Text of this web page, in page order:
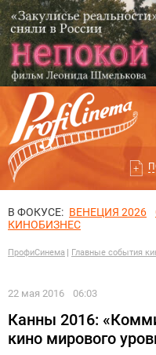
В ФОКУСЕ: ВЕНЕЦИЯ 2026
КИНОБИЗНЕС
ПрофиСинема Главные события
22 мая 2016 06:03
Канны 2016:
кино мирового